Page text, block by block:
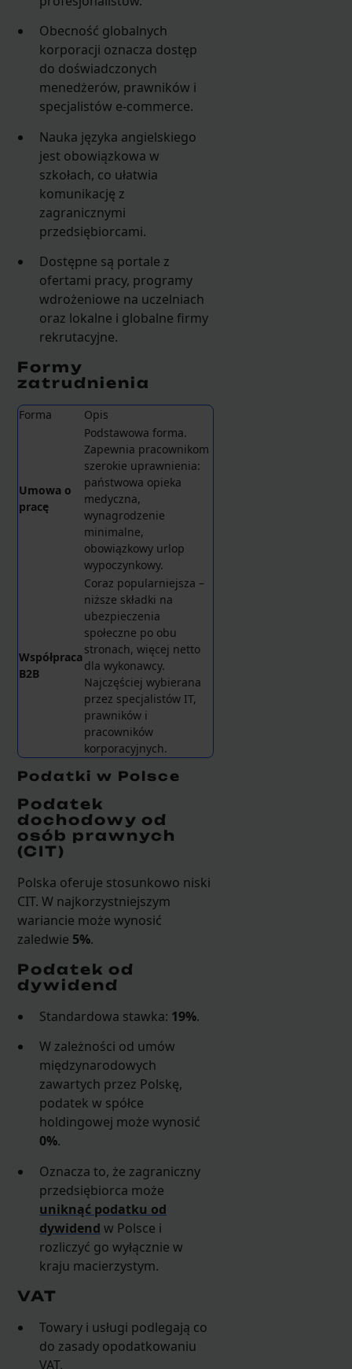
Obecność globalnych
korporacji oznacza dostęp
do doświadczonych
menedżerów, prawników i
specjalistów e-commerce.
Nauka języka angielskiego
jest obowiązkowa w
szkołach, co ułatwia
komunikację z
zagranicznymi
przedsiębiorcami.
Dostępne są portale z
ofertami pracy, programy
wdrożeniowe na uczelniach
oraz lokalne i globalne firmy
rekrutacyjne.
Formy
zatrudnienia
Forma Opis
Umowa o
pracę
Podstawowa forma.
Zapewnia pracownikom
szerokie uprawnienia:
państwowa opieka
medyczna,
wynagrodzenie
minimalne,
obowiązkowy urlop
wypoczynkowy.
Współpraca
B2B
Coraz popularniejsza –
niższe składki na
ubezpieczenia
społeczne po obu
stronach, więcej netto
dla wykonawcy.
Najczęściej wybierana
przez specjalistów IT,
prawników i
pracowników
korporacyjnych.
Podatki w Polsce
Podatek
dochodowy od
osób prawnych
(CIT)
Polska oferuje stosunkowo niski
CIT. W najkorzystniejszym
wariancie może wynosić
zaledwie 5%.
Podatek od
dywidend
Standardowa stawka: 19%.
W zależności od umów
międzynarodowych
zawartych przez Polskę,
podatek w spółce
holdingowej może wynosić
0%.
Oznacza to, że zagraniczny
przedsiębiorca może
uniknąć podatku od
dywidend w Polsce i
rozliczyć go wyłącznie w
kraju macierzystym.
VAT
Towary i usługi podlegają co
do zasady opodatkowaniu
VAT.